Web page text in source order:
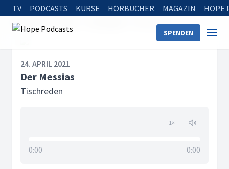
TV PODCASTS KURSE HÖRBÜCHER MAGAZIN HOPE
SPENDEN
Startseite Der Messias
24. APRIL 2021
Der Messias
Tischreden
1×
0:00 0:00